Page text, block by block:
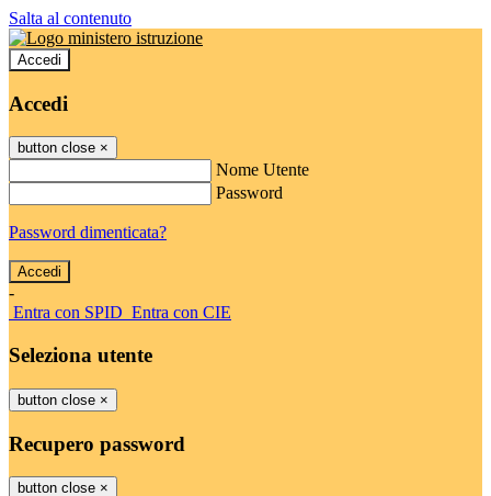
Salta al contenuto
Accedi
Accedi
button close ×
Nome Utente
Password
Password dimenticata?
-
Entra con SPID Entra con CIE
Seleziona utente
button close ×
Recupero password
button close ×